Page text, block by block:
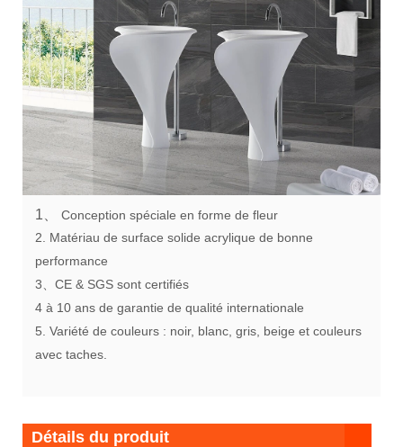
1、 Conception spéciale en forme de fleur
2. Matériau de surface solide acrylique de bonne
performance
3、CE & SGS sont certifiés
4 à 10 ans de garantie de qualité internationale
5. Variété de couleurs : noir, blanc, gris, beige et couleurs
avec taches.
Détails du produit